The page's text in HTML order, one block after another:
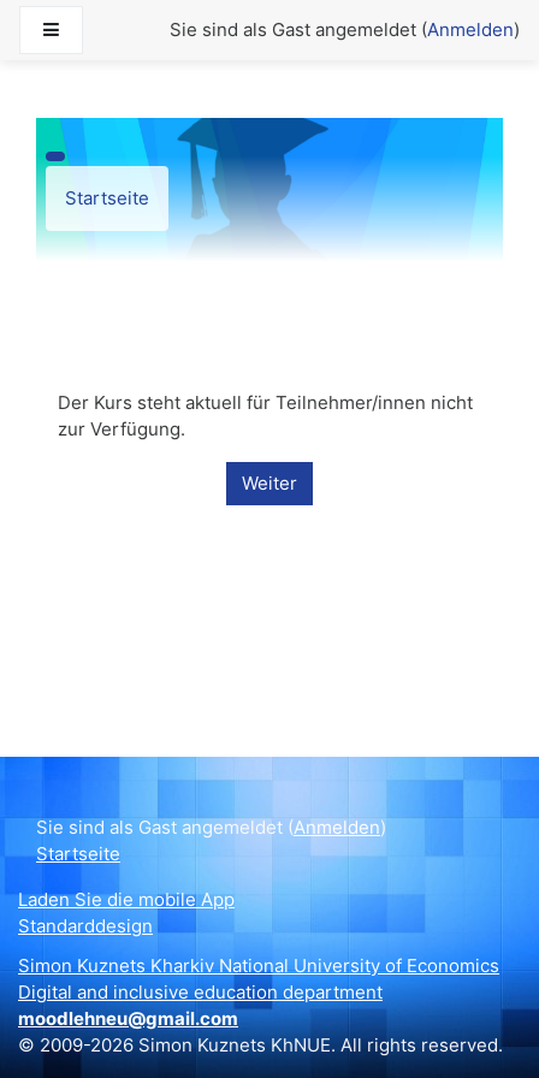
Website-ÜbersichtSie sind als Gast angemeldet (Anmelden)
Startseite
Der Kurs steht aktuell für Teilnehmer/innen nicht
zur Verfügung.
Weiter
Sie sind als Gast angemeldet (Anmelden)
Startseite
Laden Sie die mobile App
Standarddesign
Simon Kuznets Kharkiv National University of Economics
Digital and inclusive education department
moodlehneu@gmail.com
© 2009-2026 Simon Kuznets KhNUE. All rights reserved.